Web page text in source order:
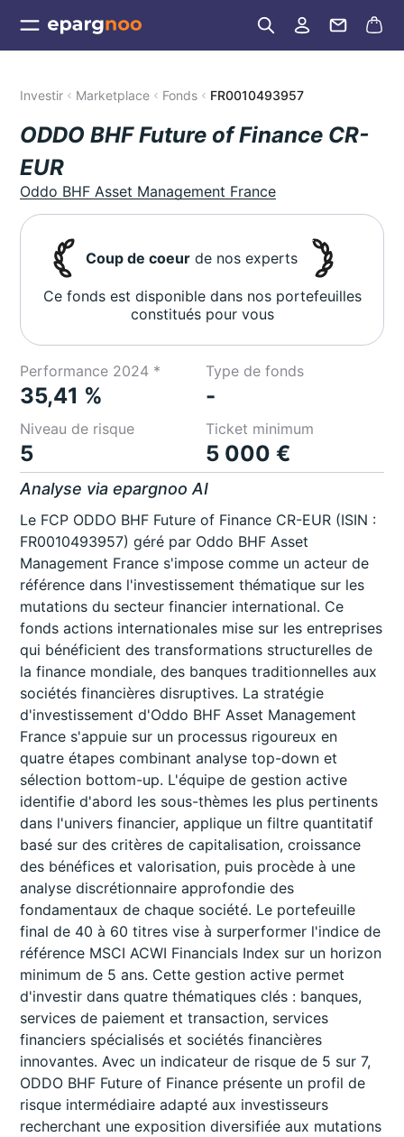
Investir Marketplace Fonds FR0010493957
ODDO BHF Future of Finance CR-
EUR
Oddo BHF Asset Management France
Coup de coeur de nos experts
Ce fonds est disponible dans nos portefeuilles
constitués pour vous
Performance 2024 *
35,41 %
Type de fonds
-
Niveau de risque
5
Ticket minimum
5 000 €
Analyse via epargnoo AI
Le FCP ODDO BHF Future of Finance CR-EUR (ISIN :
FR0010493957) géré par Oddo BHF Asset
Management France s'impose comme un acteur de
référence dans l'investissement thématique sur les
mutations du secteur financier international. Ce
fonds actions internationales mise sur les entreprises
qui bénéficient des transformations structurelles de
la finance mondiale, des banques traditionnelles aux
sociétés financières disruptives. La stratégie
d'investissement d'Oddo BHF Asset Management
France s'appuie sur un processus rigoureux en
quatre étapes combinant analyse top-down et
sélection bottom-up. L'équipe de gestion active
identifie d'abord les sous-thèmes les plus pertinents
dans l'univers financier, applique un filtre quantitatif
basé sur des critères de capitalisation, croissance
des bénéfices et valorisation, puis procède à une
analyse discrétionnaire approfondie des
fondamentaux de chaque société. Le portefeuille
final de 40 à 60 titres vise à surperformer l'indice de
référence MSCI ACWI Financials Index sur un horizon
minimum de 5 ans. Cette gestion active permet
d'investir dans quatre thématiques clés : banques,
services de paiement et transaction, services
financiers spécialisés et sociétés financières
innovantes. Avec un indicateur de risque de 5 sur 7,
ODDO BHF Future of Finance présente un profil de
risque intermédiaire adapté aux investisseurs
recherchant une exposition diversifiée aux mutations